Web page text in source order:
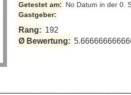
Getestet am: No Datum in der 0.
Gastgeber:
Rang: 192
Ø Bewertung: